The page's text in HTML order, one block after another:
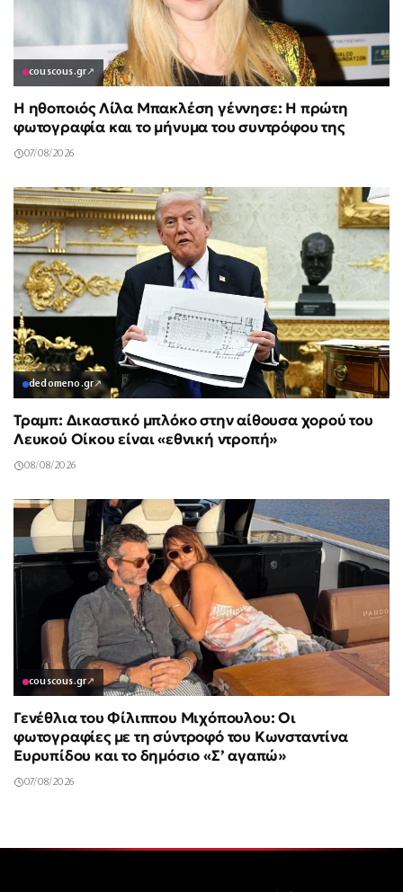
couscous.gr↗
Η ηθοποιός Λίλα Μπακλέση γέννησε: Η πρώτη
φωτογραφία και το μήνυμα του συντρόφου της
07/08/2026
dedomeno.gr↗
Τραμπ: Δικαστικό μπλόκο στην αίθουσα χορού του
Λευκού Οίκου είναι «εθνική ντροπή»
08/08/2026
couscous.gr↗
Γενέθλια του Φίλιππου Μιχόπουλου: Οι
φωτογραφίες με τη σύντροφό του Κωνσταντίνα
Ευρυπίδου και το δημόσιο «Σ’ αγαπώ»
07/08/2026